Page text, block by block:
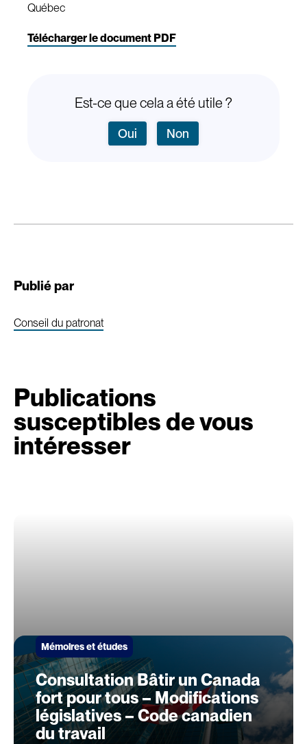
Québec
Télécharger le document PDF
Est-ce que cela a été utile ?
Oui Non
Publié par
Conseil du patronat
Publications
susceptibles de vous
intéresser
Mémoires et études
Consultation Bâtir un Canada
fort pour tous – Modifications
législatives – Code canadien
du travail